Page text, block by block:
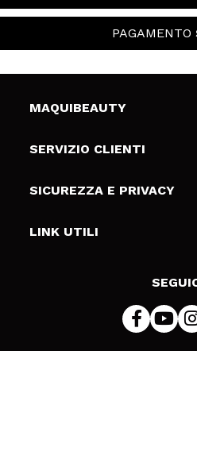
PAGAMENTO
MAQUIBEAUTY
Chi siamo
Gift Cards
SERVIZIO CLIENTI
Spedizioni & Resi
Metodi di pagamamento
SICUREZZA E PRIVACY
Termini e condizioni
LINK UTILI